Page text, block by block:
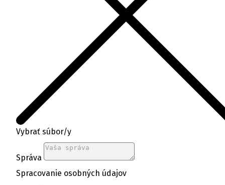
Vybrať súbor/y
Správa
Spracovanie osobných údajov